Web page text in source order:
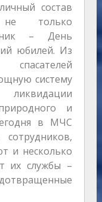
состав
не только
– День
юбилей. Из
систему
и
в МЧС
и несколько
их службы –